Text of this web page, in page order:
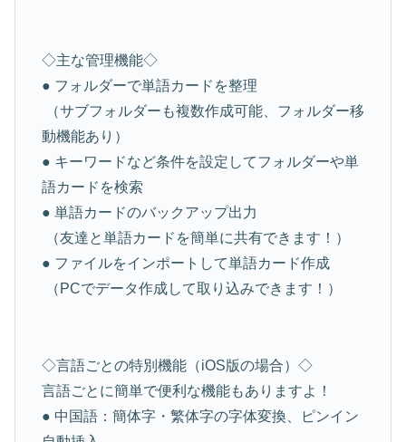
◇主な管理機能◇
● フォルダーで単語カードを整理
（サブフォルダーも複数作成可能、フォルダー移
動機能あり）
● キーワードなど条件を設定してフォルダーや単
語カードを検索
● 単語カードのバックアップ出力
（友達と単語カードを簡単に共有できます！）
● ファイルをインポートして単語カード作成
（PCでデータ作成して取り込みできます！）
◇言語ごとの特別機能（iOS版の場合）◇
言語ごとに簡単で便利な機能もありますよ！
● 中国語：簡体字・繁体字の字体変換、ピンイン